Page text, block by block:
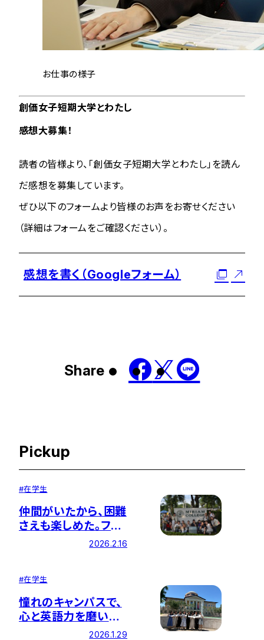
お仕事の様子
創価女子短期大学とわたし
感想大募集！
読者の皆様より、「創価女子短期大学とわたし」を読ん
だ感想を募集しています。
ぜひ以下のフォームより皆様のお声をお寄せください
（詳細はフォームをご確認ください）。
感想を書く（Googleフォーム）
Share
Pickup
#在学生
仲間がいたから、困難
さえも楽しめた。フィ
リピンで得た「一生も
研修に参加して
2026.2.16
#在学生
憧れのキャンパスで、
心と英語力を磨いた
２か月間 ー アメリカ
2026.1.29